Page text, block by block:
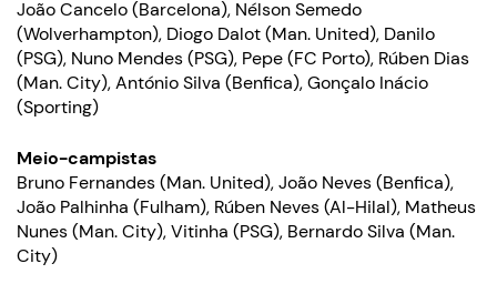
João Cancelo (Barcelona), Nélson Semedo
(Wolverhampton), Diogo Dalot (Man. United), Danilo
(PSG), Nuno Mendes (PSG), Pepe (FC Porto), Rúben Dias
(Man. City), António Silva (Benfica), Gonçalo Inácio
(Sporting)
Meio-campistas
Bruno Fernandes (Man. United), João Neves (Benfica),
João Palhinha (Fulham), Rúben Neves (Al-Hilal), Matheus
Nunes (Man. City), Vitinha (PSG), Bernardo Silva (Man.
City)